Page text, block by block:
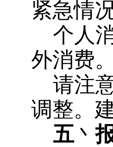
紧急情
个人
外消费
请注
调整。
五丶